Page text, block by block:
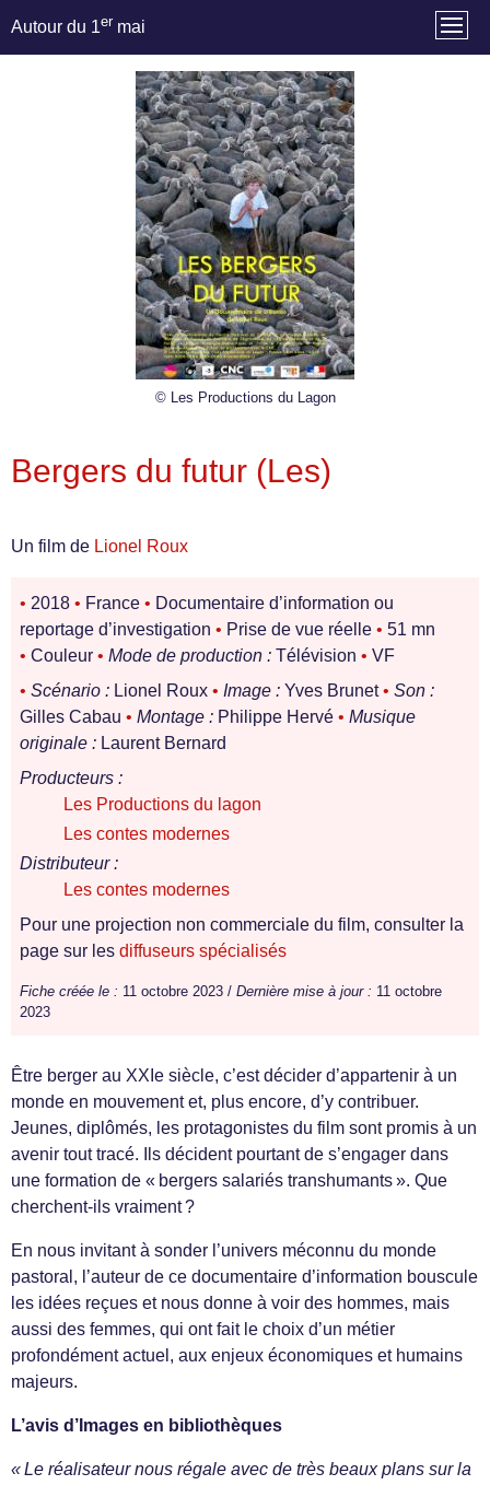
Autour du 1er mai
© Les Productions du Lagon
Bergers du futur (Les)
Un film de Lionel Roux
• 2018 • France • Documentaire d’information ou
reportage d’investigation • Prise de vue réelle • 51 mn
• Couleur • Mode de production : Télévision • VF
• Scénario : Lionel Roux • Image : Yves Brunet• Son :
Gilles Cabau • Montage : Philippe Hervé • Musique
originale : Laurent Bernard
Producteurs :
Les Productions du lagon
Les contes modernes
Distributeur :
Les contes modernes
Pour une projection non commerciale du film, consulter la
page sur les diffuseurs spécialisés
Fiche créée le : 11 octobre 2023 / Dernière mise à jour : 11 octobre
2023
Être berger au XXIe siècle, c’est décider d’appartenir à un
monde en mouvement et, plus encore, d’y contribuer.
Jeunes, diplômés, les protagonistes du film sont promis à un
avenir tout tracé. Ils décident pourtant de s’engager dans
une formation de « bergers salariés transhumants ». Que
cherchent-ils vraiment ?
En nous invitant à sonder l’univers méconnu du monde
pastoral, l’auteur de ce documentaire d’information bouscule
les idées reçues et nous donne à voir des hommes, mais
aussi des femmes, qui ont fait le choix d’un métier
profondément actuel, aux enjeux économiques et humains
majeurs.
L’avis d’Images en bibliothèques
« Le réalisateur nous régale avec de très beaux plans sur la